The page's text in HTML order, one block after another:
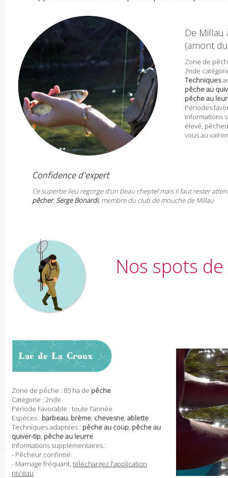
De Millau
(amont
Zone de
2nde
Techniques
pêche au
pêche au
Périodes
Informations
élevé, p
vous au
Confidence d'expert
Ce superbe lieu regorge d'un beau cheptel mais il faut rester
pêcher. Serge Bonardi, membre du club de mouche de Millau
Nos spots
Zone de pêche : 85 ha de pêche
Catégorie : 2nde
Période Favorable : toute l'année
Espèces : barbeau, brème, chevesne, ablette
Techniques adaptées : pêche au coup, pêche au
quiver-tip, pêche au leurre
Informations supplémentaires :
- Pêcheur confirmé
- Marnage fréquant, téléchargez l'application
niv'eau